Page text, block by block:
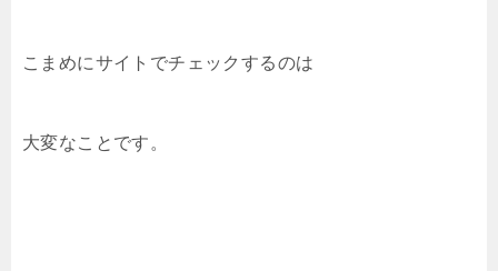
こまめにサイトでチェックするのは
大変なことです。